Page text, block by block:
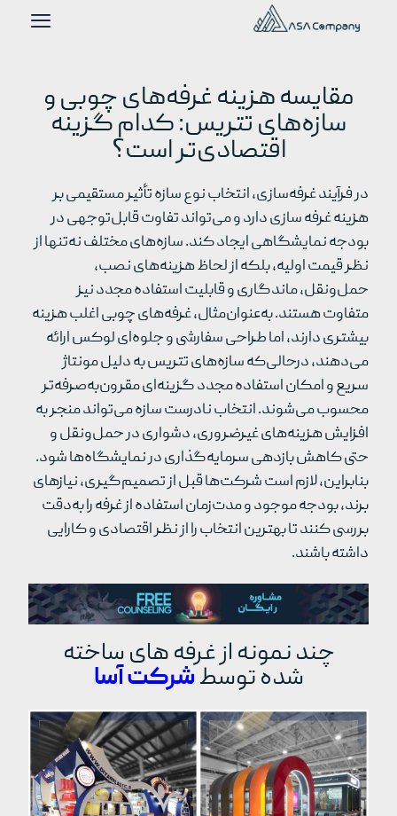
مقایسه هزینه غرفه‌های چوبی و
سازه‌های تتریس: کدام گزینه
اقتصادی‌تر است؟
در فرآیند غرفه‌سازی، انتخاب نوع سازه تأثیر مستقیمی بر
هزینه‌ غرفه سازی دارد و می‌تواند تفاوت قابل‌توجهی در
بودجه نمایشگاهی ایجاد کند. سازه‌های مختلف نه‌تنها از
نظر قیمت اولیه، بلکه از لحاظ هزینه‌های نصب،
حمل‌ونقل، ماندگاری و قابلیت استفاده مجدد نیز
متفاوت هستند. به‌عنوان‌مثال، غرفه‌های چوبی اغلب هزینه
بیشتری دارند، اما طراحی سفارشی و جلوه‌ای لوکس ارائه
می‌دهند، درحالی‌که سازه‌های تتریس به دلیل مونتاژ
سریع و امکان استفاده مجدد گزینه‌ای مقرون‌به‌صرفه‌تر
محسوب می‌شوند. انتخاب نادرست سازه می‌تواند منجر به
افزایش هزینه‌های غیرضروری، دشواری در حمل‌ونقل و
حتی کاهش بازدهی سرمایه‌گذاری در نمایشگاه‌ها شود.
بنابراین، لازم است شرکت‌ها قبل از تصمیم‌گیری، نیازهای
برند، بودجه موجود و مدت‌زمان استفاده از غرفه را به‌دقت
بررسی کنند تا بهترین انتخاب را از نظر اقتصادی و کارایی
داشته باشند.
چند نمونه از غرفه های ساخته
شده توسطشرکت آسا